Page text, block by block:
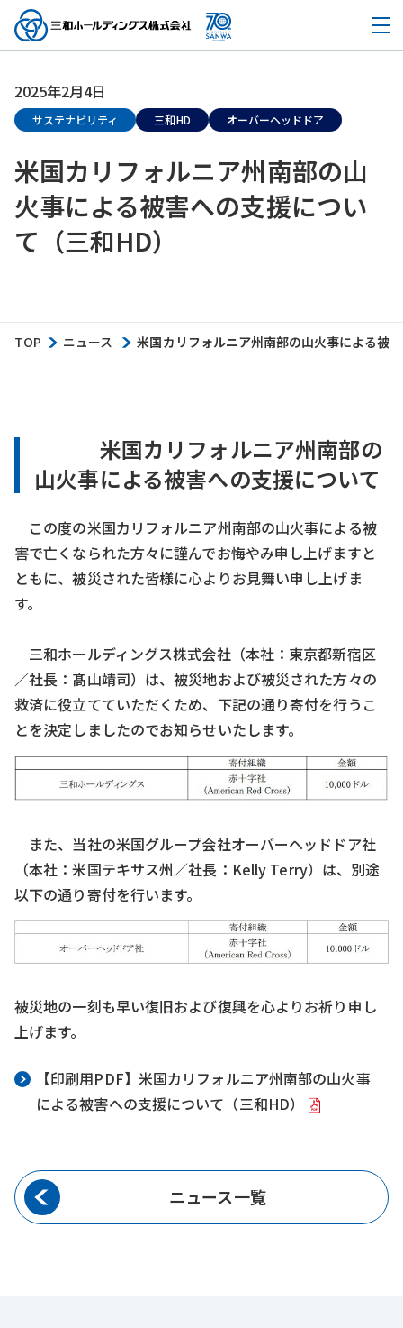
米国カリフォルニア州南部の山
火事による被害への支援につい
て（三和HD）
2025年2月4日
サステナビリティ 三和HD オーバーヘッドドア
TOP ニュース 米国カリフォルニア州南部の山火事による被
米国カリフォルニア州南部の
山火事による被害への支援について
この度の米国カリフォルニア州南部の山火事による被
害で亡くなられた方々に謹んでお悔やみ申し上げますと
ともに、被災された皆様に心よりお見舞い申し上げま
す。
三和ホールディングス株式会社（本社：東京都新宿区
／社長：髙山靖司）は、被災地および被災された方々の
救済に役立てていただくため、下記の通り寄付を行うこ
とを決定しましたのでお知らせいたします。
また、当社の米国グループ会社オーバーヘッドドア社
（本社：米国テキサス州／社長：Kelly Terry）は、別途
以下の通り寄付を行います。
被災地の一刻も早い復旧および復興を心よりお祈り申し
上げます。
【印刷用PDF】米国カリフォルニア州南部の山火事
による被害への支援について（三和HD）
ニュース一覧